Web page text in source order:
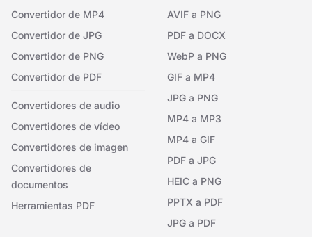
Convertidor de MP4
Convertidor de JPG
Convertidor de PNG
Convertidor de PDF
Convertidores de audio
Convertidores de vídeo
Convertidores de imagen
Convertidores de
documentos
Herramientas PDF
AVIF a PNG
PDF a DOCX
WebP a PNG
GIF a MP4
JPG a PNG
MP4 a MP3
MP4 a GIF
PDF a JPG
HEIC a PNG
PPTX a PDF
JPG a PDF